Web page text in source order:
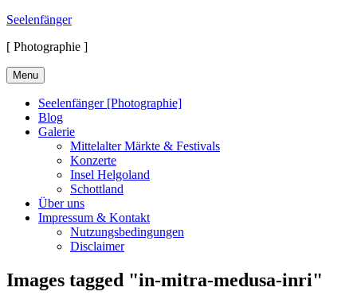
Skip
content
Seelenfänger
[ Photographie ]
Menu
Seelenfänger [Photographie]
Blog
Galerie
Mittelalter Märkte & Festivals
Konzerte
Insel Helgoland
Schottland
Über uns
Impressum & Kontakt
Nutzungsbedingungen
Disclaimer
Images tagged "in-mitra-medusa-inri"